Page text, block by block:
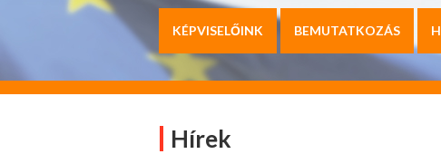
KÉPVISELŐINK BEMUTATKOZÁS
Hírek